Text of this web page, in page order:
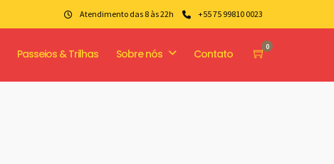
Atendimento das 8 às 22h +55 75 99810 0023
Passeios & Trilhas Sobre nós Contato
0